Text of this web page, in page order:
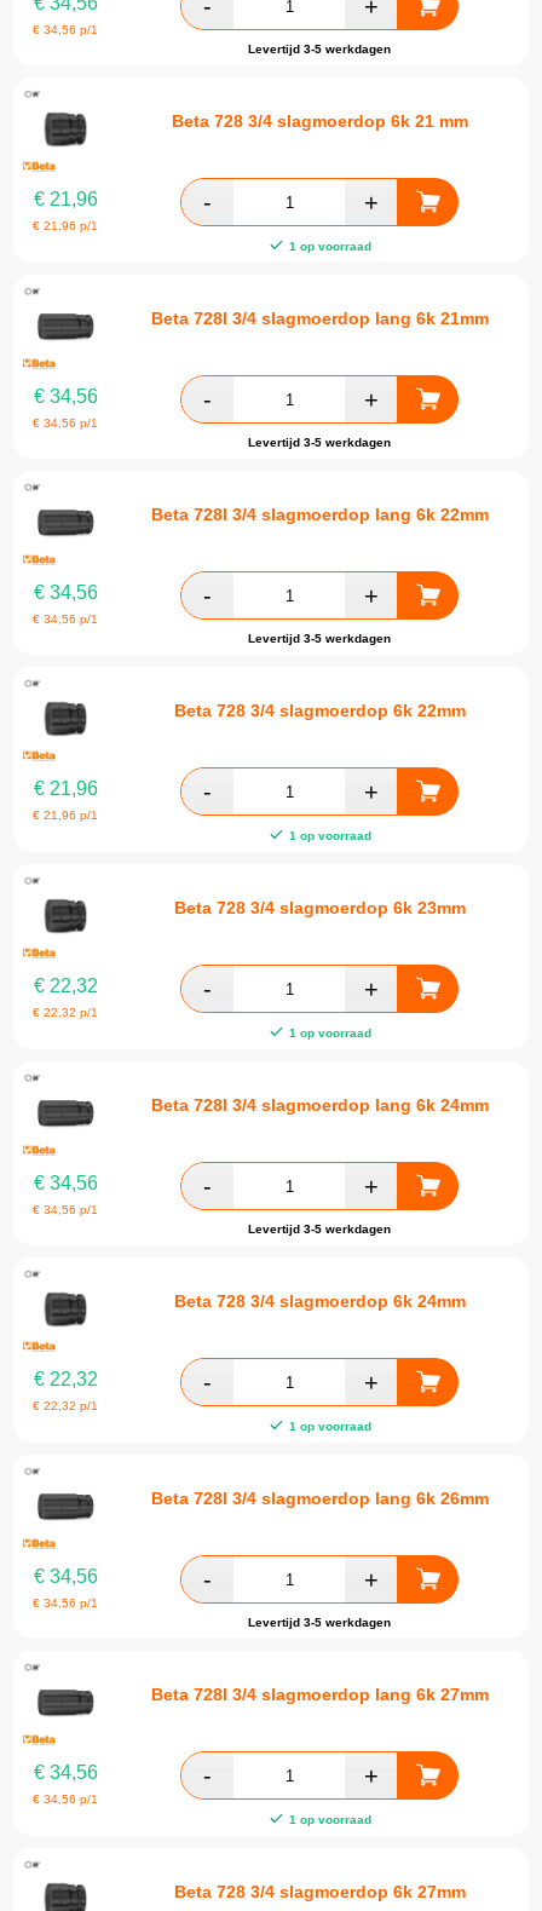
€34,56 p/1
Levertijd 3-5 werkdagen
Beta 728 3/4 slagmoerdop 6k 21 mm
€21,96
€21,96 p/1
1 op voorraad
Beta 728l 3/4 slagmoerdop lang 6k 21mm
€34,56
€34,56 p/1
Levertijd 3-5 werkdagen
Beta 728l 3/4 slagmoerdop lang 6k 22mm
€34,56
€34,56 p/1
Levertijd 3-5 werkdagen
Beta 728 3/4 slagmoerdop 6k 22mm
€21,96
€21,96 p/1
1 op voorraad
Beta 728 3/4 slagmoerdop 6k 23mm
€22,32
€22,32 p/1
1 op voorraad
Beta 728l 3/4 slagmoerdop lang 6k 24mm
€34,56
€34,56 p/1
Levertijd 3-5 werkdagen
Beta 728 3/4 slagmoerdop 6k 24mm
€22,32
€22,32 p/1
1 op voorraad
Beta 728l 3/4 slagmoerdop lang 6k 26mm
€34,56
€34,56 p/1
Levertijd 3-5 werkdagen
Beta 728l 3/4 slagmoerdop lang 6k 27mm
€34,56
€34,56 p/1
1 op voorraad
Beta 728 3/4 slagmoerdop 6k 27mm